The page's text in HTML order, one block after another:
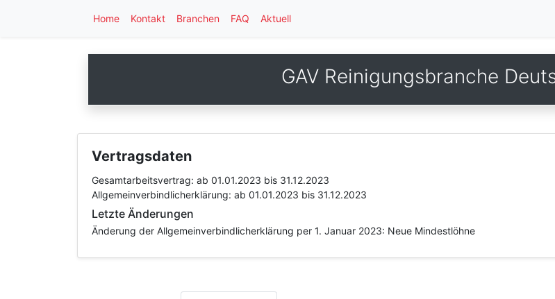
Home Kontakt Branchen FAQ Aktuell
GAV Reinigungsbranche
Vertragsdaten
Gesamtarbeitsvertrag: ab 01.01.2023 bis 31.12.2023
Allgemeinverbindlicherklärung: ab 01.01.2023 bis 31.12.2023
Letzte Änderungen
Änderung der Allgemeinverbindlicherklärung per 1. Januar 2023: Neue Mindestlöhne